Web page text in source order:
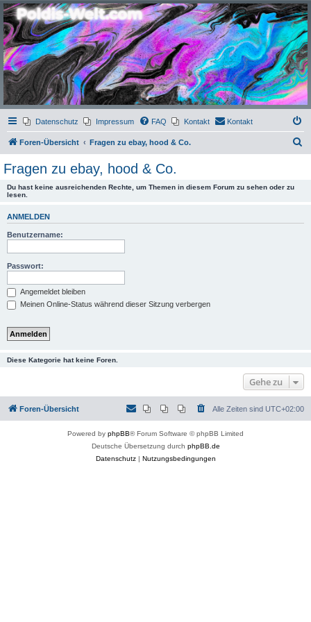
Poldis-Welt.com
Das Forum für Jeans, Sportswear, grosse Grössen und Accessoires
Datenschutz Impressum FAQ Kontakt Kontakt
Foren-Übersicht Fragen zu ebay, hood & Co.
Fragen zu ebay, hood & Co.
Du hast keine ausreichenden Rechte, um Themen in diesem Forum zu sehen oder zu
lesen.
ANMELDEN
Benutzername:
Passwort:
Angemeldet bleiben
Meinen Online-Status während dieser Sitzung verbergen
Diese Kategorie hat keine Foren.
Gehe zu
Foren-Übersicht Alle Zeiten sind UTC+02:00
Powered by phpBB® Forum Software © phpBB Limited
Deutsche Übersetzung durch phpBB.de
Datenschutz| Nutzungsbedingungen